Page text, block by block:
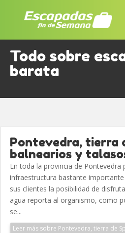
Todo sobre
barata
Pontevedra, tierra
balnearios y
En toda la provincia de
infraestructura bastante
sus clientes la posibilidad de
agua reporta al organismo, como
se...
Leer más sobre Pontevedra, tierra de